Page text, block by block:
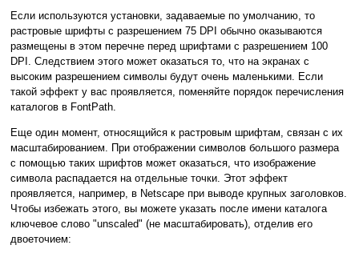
Если используются установки, задаваемые по умолчанию, то
растровые шрифты с разрешением 75 DPI обычно оказываются
размещены в этом перечне перед шрифтами с разрешением 100
DPI. Следствием этого может оказаться то, что на экранах с
высоким разрешением символы будут очень маленькими. Если
такой эффект у вас проявляется, поменяйте порядок перечисления
каталогов в FontPath.
Еще один момент, относящийся к растровым шрифтам, связан с их
масштабированием. При отображении символов большого размера
с помощью таких шрифтов может оказаться, что изображение
символа распадается на отдельные точки. Этот эффект
проявляется, например, в Netscape при выводе крупных заголовков.
Чтобы избежать этого, вы можете указать после имени каталога
ключевое слово "unscaled" (не масштабировать), отделив его
двоеточием: